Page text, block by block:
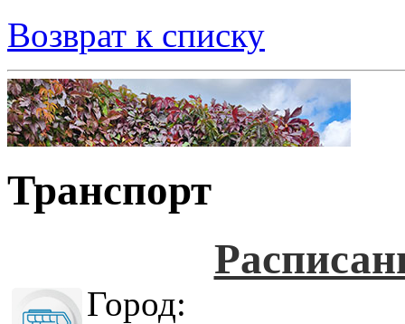
Возврат к списку
Транспорт
Город: